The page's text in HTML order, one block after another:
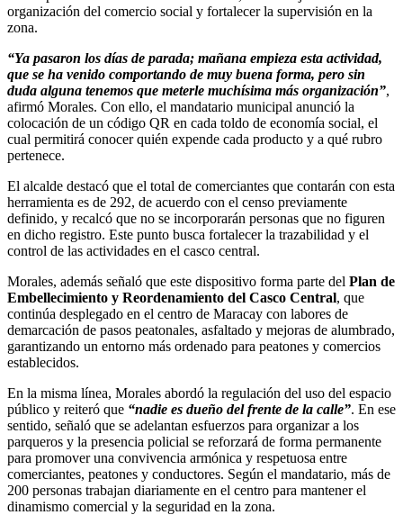
organización del comercio social y fortalecer la supervisión en la
zona.
“Ya pasaron los días de parada; mañana empieza esta actividad,
que se ha venido comportando de muy buena forma, pero sin
duda alguna tenemos que meterle muchísima más organización”,
afirmó Morales. Con ello, el mandatario municipal anunció la
colocación de un código QR en cada toldo de economía social, el
cual permitirá conocer quién expende cada producto y a qué rubro
pertenece.
El alcalde destacó que el total de comerciantes que contarán con esta
herramienta es de 292, de acuerdo con el censo previamente
definido, y recalcó que no se incorporarán personas que no figuren
en dicho registro. Este punto busca fortalecer la trazabilidad y el
control de las actividades en el casco central.
Morales, además señaló que este dispositivo forma parte del Plan de
Embellecimiento y Reordenamiento del Casco Central, que
continúa desplegado en el centro de Maracay con labores de
demarcación de pasos peatonales, asfaltado y mejoras de alumbrado,
garantizando un entorno más ordenado para peatones y comercios
establecidos.
En la misma línea, Morales abordó la regulación del uso del espacio
público y reiteró que “nadie es dueño del frente de la calle”. En ese
sentido, señaló que se adelantan esfuerzos para organizar a los
parqueros y la presencia policial se reforzará de forma permanente
para promover una convivencia armónica y respetuosa entre
comerciantes, peatones y conductores. Según el mandatario, más de
200 personas trabajan diariamente en el centro para mantener el
dinamismo comercial y la seguridad en la zona.